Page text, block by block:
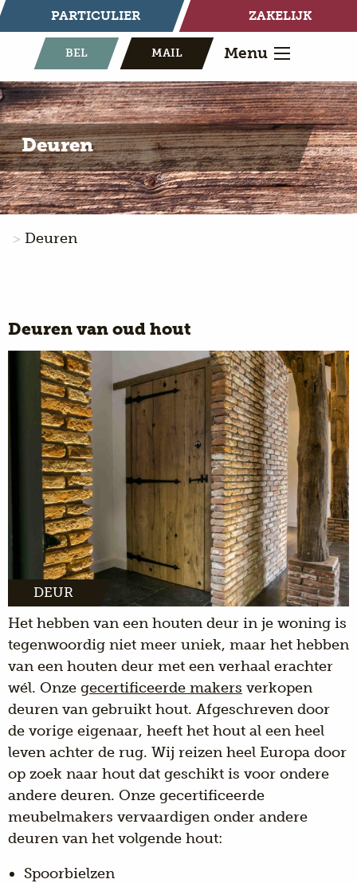
PARTICULIER ZAKELIJK
BEL MAIL Menu
Deuren
Deuren
Deuren van oud hout
DEUR
Het hebben van een houten deur in je woning is
tegenwoordig niet meer uniek, maar het hebben
van een houten deur met een verhaal erachter
wél. Onze gecertificeerde makers verkopen
deuren van gebruikt hout. Afgeschreven door
de vorige eigenaar, heeft het hout al een heel
leven achter de rug. Wij reizen heel Europa door
op zoek naar hout dat geschikt is voor ondere
andere deuren. Onze gecertificeerde
meubelmakers vervaardigen onder andere
deuren van het volgende hout:
Spoorbielzen